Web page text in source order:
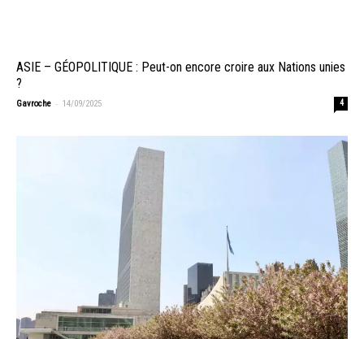
ASIE – GÉOPOLITIQUE : Peut-on encore croire aux Nations unies
?
Gavroche - 14/09/2025 4